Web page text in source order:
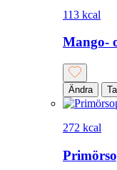
113 kcal
Mango-
Ändra
272 kcal